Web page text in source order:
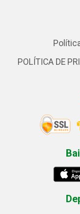
POLÍTICA DE